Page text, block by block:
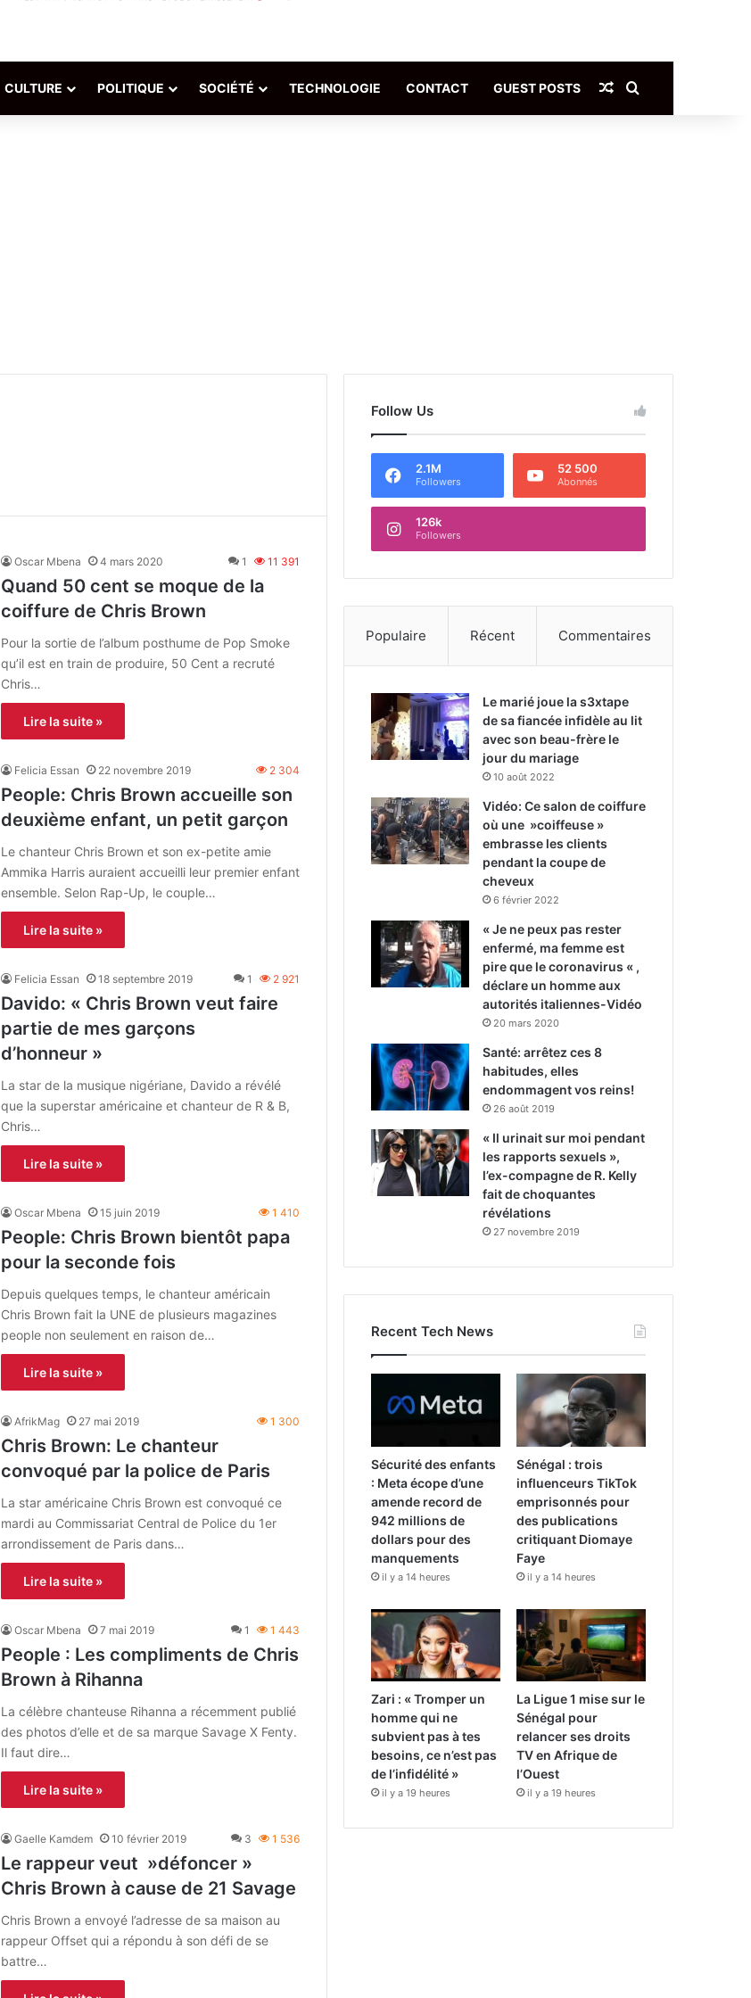
CULTURE POLITIQUE SOCIÉTÉ TECHNOLOGIE CONTACT GUEST POSTS Article Aléatoire
Oscar Mbena 4 mars 2020 1 11 391
Quand 50 cent se moque de la
coiffure de Chris Brown
Pour la sortie de l’album posthume de Pop Smoke
qu’il est en train de produire, 50 Cent a recruté
Chris…
Lire la suite »
Felicia Essan 22 novembre 2019 2 304
People: Chris Brown accueille son
deuxième enfant, un petit garçon
Le chanteur Chris Brown et son ex-petite amie
Ammika Harris auraient accueilli leur premier enfant
ensemble. Selon Rap-Up, le couple…
Lire la suite »
Felicia Essan 18 septembre 2019 1 2 921
Davido: « Chris Brown veut faire
partie de mes garçons
d’honneur »
La star de la musique nigériane, Davido a révélé
que la superstar américaine et chanteur de R & B,
Chris…
Lire la suite »
Oscar Mbena 15 juin 2019 1 410
People: Chris Brown bientôt papa
pour la seconde fois
Depuis quelques temps, le chanteur américain
Chris Brown fait la UNE de plusieurs magazines
people non seulement en raison de…
Lire la suite »
AfrikMag 27 mai 2019 1 300
Chris Brown: Le chanteur
convoqué par la police de Paris
La star américaine Chris Brown est convoqué ce
mardi au Commissariat Central de Police du 1er
arrondissement de Paris dans…
Lire la suite »
Oscar Mbena 7 mai 2019 1 1 443
People : Les compliments de Chris
Brown à Rihanna
La célèbre chanteuse Rihanna a récemment publié
des photos d’elle et de sa marque Savage X Fenty.
Il faut dire…
Lire la suite »
Gaelle Kamdem 10 février 2019 3 1 536
Le rappeur veut »défoncer »
Chris Brown à cause de 21 Savage
Chris Brown a envoyé l’adresse de sa maison au
rappeur Offset qui a répondu à son défi de se
battre…
Follow Us
2.1M
Followers
52 500
Abonnés
126k
Followers
Populaire Récent Commentaires
Le marié joue la s3xtape
de sa fiancée infidèle au lit
avec son beau-frère le
jour du mariage
10 août 2022
Vidéo: Ce salon de coiffure
où une »coiffeuse »
embrasse les clients
pendant la coupe de
cheveux
6 février 2022
« Je ne peux pas rester
enfermé, ma femme est
pire que le coronavirus « ,
déclare un homme aux
autorités italiennes-Vidéo
20 mars 2020
Santé: arrêtez ces 8
habitudes, elles
endommagent vos reins!
26 août 2019
« Il urinait sur moi pendant
les rapports sexuels »,
l’ex-compagne de R. Kelly
fait de choquantes
révélations
27 novembre 2019
Recent Tech News
Sécurité des enfants
: Meta écope d’une
amende record de
942 millions de
dollars pour des
manquements
il y a 14 heures
Sénégal : trois
influenceurs TikTok
emprisonnés pour
des publications
critiquant Diomaye
Faye
il y a 14 heures
Zari : « Tromper un
homme qui ne
subvient pas à tes
besoins, ce n’est pas
de l’infidélité »
il y a 19 heures
La Ligue 1 mise sur le
Sénégal pour
relancer ses droits
TV en Afrique de
l’Ouest
il y a 19 heures